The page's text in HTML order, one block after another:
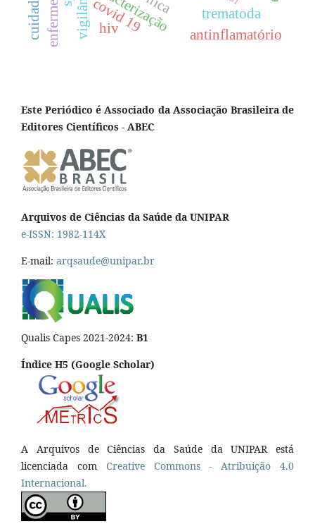
trematoda
antinflamatório
covid 19
hiv
Este Periódico é Associado da Associação Brasileira de
Editores Científicos - ABEC
Arquivos de Ciências da Saúde da UNIPAR
e-ISSN: 1982-114X
E-mail: arqsaude@unipar.br
Qualis Capes 2021-2024: B1
Índice H5 (Google Scholar)
A Arquivos de Ciências da Saúde da UNIPAR está
licenciada com Creative Commons - Atribuição 4.0
Internacional.